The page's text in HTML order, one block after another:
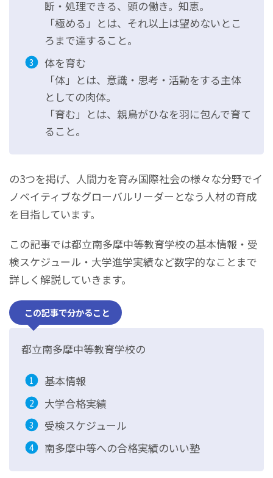
断・処理できる、頭の働き。知恵。
「極める」とは、それ以上は望めないとこ
ろまで達すること。
体を育む
「体」とは、意識・思考・活動をする主体
としての肉体。
「育む」とは、親鳥がひなを羽に包んで育て
ること。
の3つを掲げ、人間力を育み国際社会の様々な分野でイ
ノベイティブなグローバルリーダーとなう人材の育成
を目指しています。
この記事では都立南多摩中等教育学校の基本情報・受
検スケジュール・大学進学実績など数字的なことまで
詳しく解説していきます。
この記事で分かること
都立南多摩中等教育学校の
基本情報
大学合格実績
受検スケジュール
南多摩中等への合格実績のいい塾